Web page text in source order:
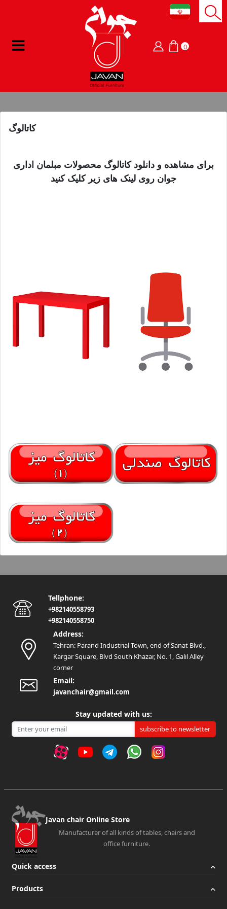
0
کاتالوگ
برای مشاهده و دانلود کاتالوگ محصولات مبلمان اداری
جوان روی لینک های زیر کلیک کنید
Tellphone:
+982140558793
+982140558750
Address:
Tehran: Parand Industrial Town, end of Sanat Blvd.,
Kargar Square, Blvd South Khazar, No. 1, Galil Alley
corner
Email:
javanchair@gmail.com
Stay updated with us:
subscribe to newsletter
Javan chair Online Store
Manufacturer of all kinds of tables, chairs and
office furniture.
Quick access
Products